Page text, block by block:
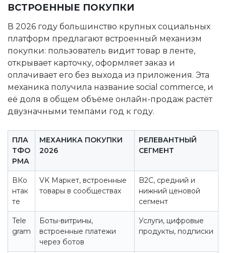
ВСТРОЕННЫЕ ПОКУПКИ
В 2026 году большинство крупных социальных
платформ предлагают встроенный механизм
покупки: пользователь видит товар в ленте,
открывает карточку, оформляет заказ и
оплачивает его без выхода из приложения. Эта
механика получила название social commerce, и
её доля в общем объёме онлайн-продаж растёт
двузначными темпами год к году.
ПЛА
ТФО
РМА
МЕХАНИКА ПОКУПКИ
2026
РЕЛЕВАНТНЫЙ
СЕГМЕНТ
ВКо
нтак
те
VK Маркет, встроенные
товары в сообществах
B2C, средний и
нижний ценовой
сегмент
Tele
gram
Боты-витрины,
встроенные платежи
через ботов
Услуги, цифровые
продукты, подписки